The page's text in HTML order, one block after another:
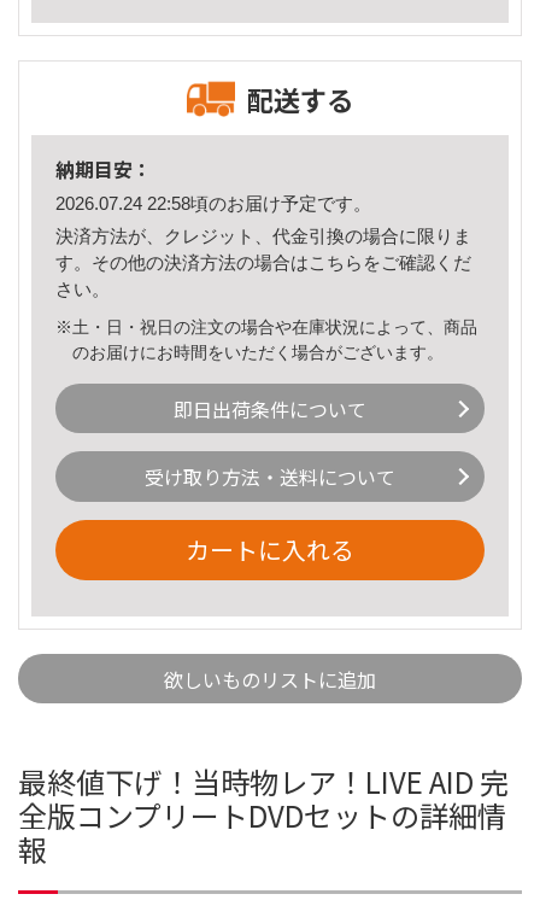
配送する
納期目安：
2026.07.24 22:58頃のお届け予定です。
決済方法が、クレジット、代金引換の場合に限りま
す。その他の決済方法の場合はこちら をご確認くだ
さい。
※土・日・祝日の注文の場合や在庫状況によって、商品
のお届けにお時間をいただく場合がございます。
即日出荷条件について
受け取り方法・送料について
カートに入れる
欲しいものリストに追加
最終値下げ！当時物レア！LIVE AID 完
全版コンプリートDVDセットの詳細情
報